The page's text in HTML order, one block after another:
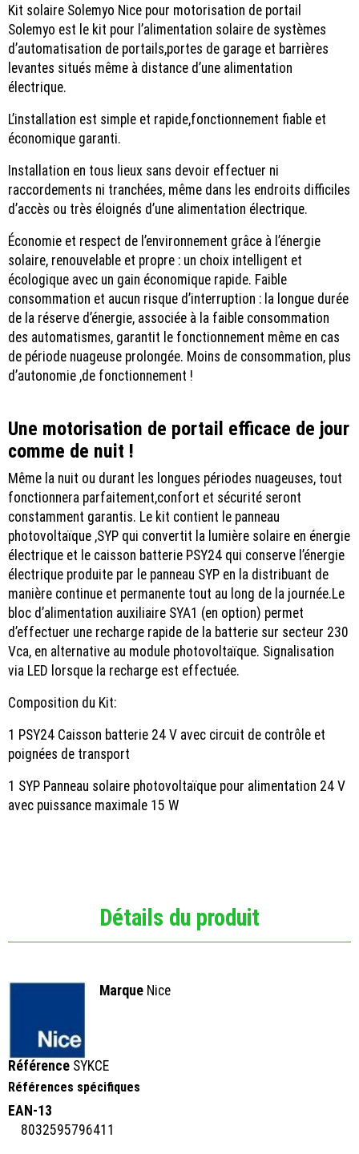
Kit solaire Solemyo Nice pour motorisation de portail
Solemyo est le kit pour l’alimentation solaire de systèmes
d’automatisation de portails,portes de garage et barrières
levantes situés même à distance d’une alimentation
électrique.
L’installation est simple et rapide,fonctionnement fiable et
économique garanti.
Installation en tous lieux sans devoir effectuer ni
raccordements ni tranchées, même dans les endroits difficiles
d’accès ou très éloignés d’une alimentation électrique.
Économie et respect de l’environnement grâce à l’énergie
solaire, renouvelable et propre : un choix intelligent et
écologique avec un gain économique rapide. Faible
consommation et aucun risque d’interruption : la longue durée
de la réserve d’énergie, associée à la faible consommation
des automatismes, garantit le fonctionnement même en cas
de période nuageuse prolongée. Moins de consommation, plus
d’autonomie ,de fonctionnement !
Une motorisation de portail efficace de jour
comme de nuit !
Même la nuit ou durant les longues périodes nuageuses, tout
fonctionnera parfaitement,confort et sécurité seront
constamment garantis. Le kit contient le panneau
photovoltaïque ,SYP qui convertit la lumière solaire en énergie
électrique et le caisson batterie PSY24 qui conserve l’énergie
électrique produite par le panneau SYP en la distribuant de
manière continue et permanente tout au long de la journée.Le
bloc d’alimentation auxiliaire SYA1 (en option) permet
d’effectuer une recharge rapide de la batterie sur secteur 230
Vca, en alternative au module photovoltaïque. Signalisation
via LED lorsque la recharge est effectuée.
Composition du Kit:
1 PSY24 Caisson batterie 24 V avec circuit de contrôle et
poignées de transport
1 SYP Panneau solaire photovoltaïque pour alimentation 24 V
avec puissance maximale 15 W
Détails du produit
Marque Nice
Référence SYKCE
Références spécifiques
EAN-13
8032595796411